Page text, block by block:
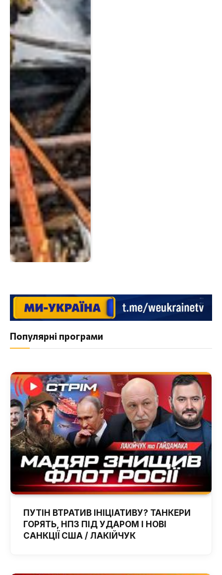
Популярні програми
ПУТІН ВТРАТИВ ІНІЦІАТИВУ? ТАНКЕРИ
ГОРЯТЬ, НПЗ ПІД УДАРОМ І НОВІ
САНКЦІЇ США / ЛАКІЙЧУК